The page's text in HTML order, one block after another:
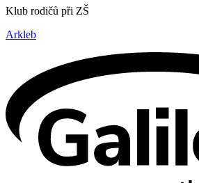
Klub rodičů při ZŠ
Arkleb